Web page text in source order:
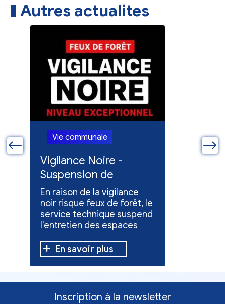
Autres actualites
Vie communale
Vigilance Noire -
Suspension de
l'entretien des
espaces verts
En raison de la vigilance
noir risque feux de forêt, le
service technique suspend
l'entretien des espaces
En savoir plus
Vie
Feux
Inscription à la newsletter